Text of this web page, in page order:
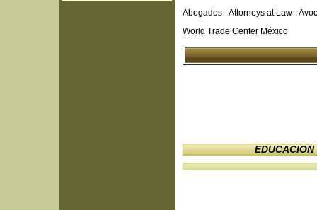
Abogados - Attorneys at Law -
World Trade Center México